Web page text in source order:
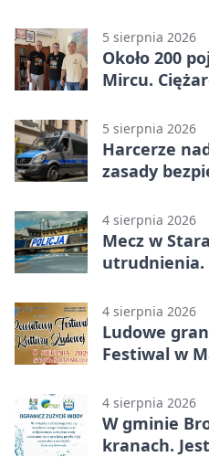
5 sierpnia 2026
Około 200
Mircu.
5 sierpnia 2026
Harcerze
zasady
4 sierpnia 2026
Mecz w
utrudnienia.
4 sierpnia 2026
Ludowe
Festiwal w
4 sierpnia 2026
W gminie
kranach.